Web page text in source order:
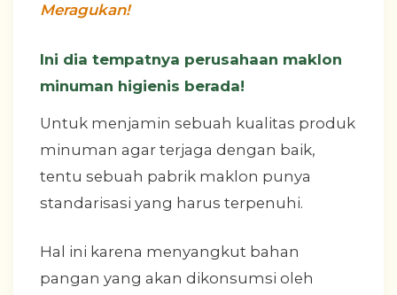
Meragukan!
Ini dia tempatnya perusahaan maklon
minuman higienis berada!
Untuk menjamin sebuah kualitas produk
minuman agar terjaga dengan baik,
tentu sebuah pabrik maklon punya
standarisasi yang harus terpenuhi.
Hal ini karena menyangkut bahan
pangan yang akan dikonsumsi oleh